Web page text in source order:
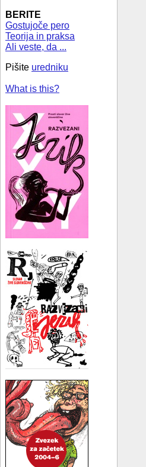
BERITE
Gostujoče pero
Teorija in praksa
Ali veste, da ...
Pišite uredniku
What is this?